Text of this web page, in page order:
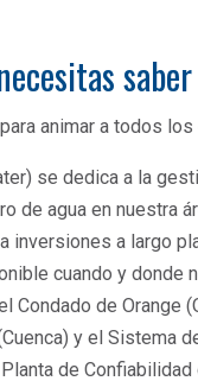
saber
animar a todos
se dedica a la
de agua en nuestra
inversiones a largo
cuando y donde
de Orange
y el Sistema
de